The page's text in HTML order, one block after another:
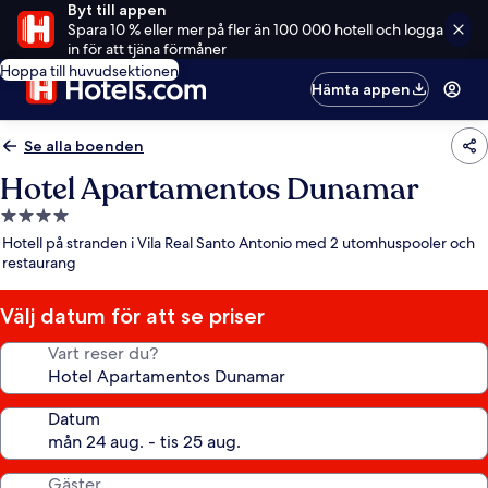
Byt till appen
Spara 10 % eller mer på fler än 100 000 hotell och logga
in för att tjäna förmåner
Hoppa till huvudsektionen
Hämta appen
Se alla boenden
Hotel Apartamentos Dunamar
4.0-
stjärnigt
boende
Hotell på stranden i Vila Real Santo Antonio med 2 utomhuspooler och
restaurang
Välj datum för att se priser
Vart reser du?
Datum